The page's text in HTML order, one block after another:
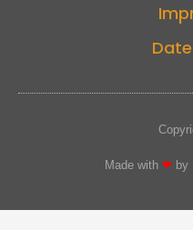
Made with ❤ by